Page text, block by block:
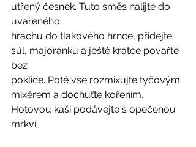
utřený česnek. Tuto směs nalijte do
uvařeného
hrachu do tlakového hrnce, přidejte
sůl, majoránku a ještě krátce povařte
bez
poklice. Poté vše rozmixujte tyčovým
mixérem a dochuťte kořením.
Hotovou kaši podávejte s opečenou
mrkví.